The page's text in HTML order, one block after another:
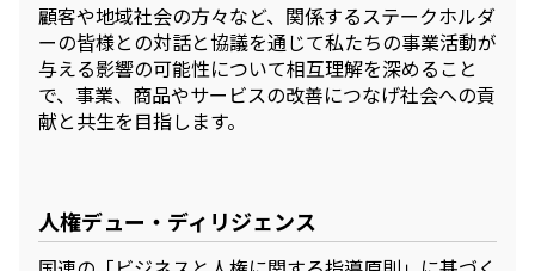
キャリア採用
NAGASEグループ採用情報
顧客や地域社会の方々など、関係するステークホルダ
ーの皆様との対話と協議を通じて私たちの事業活動が
与える影響の可能性について相互理解を深めること
で、事業、商品やサービスの改善につなげ社会への貢
献と共生を目指します。
人権デュー・ディリジェンス